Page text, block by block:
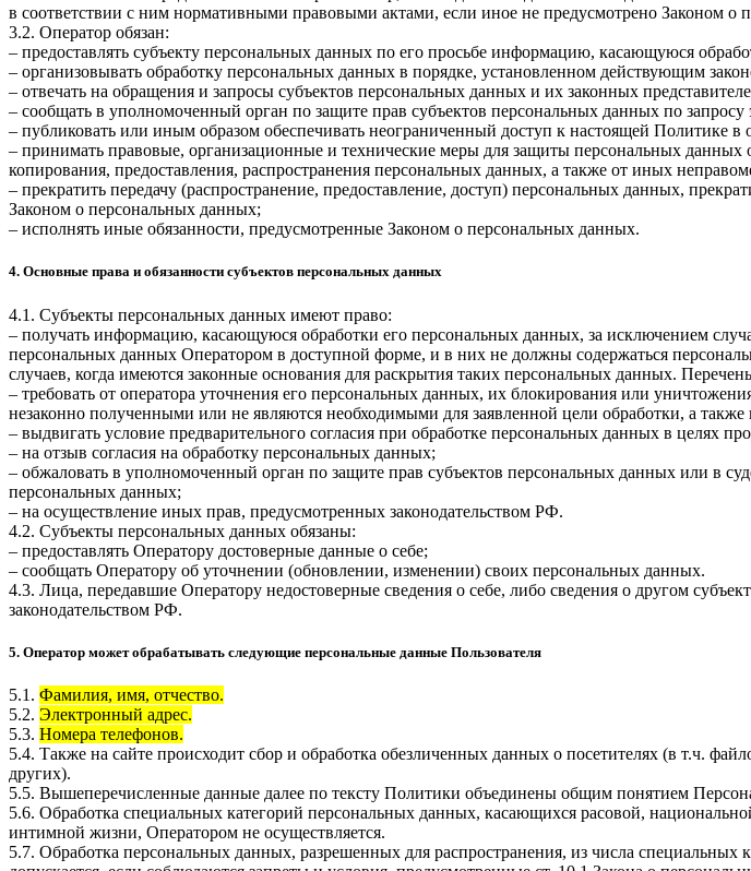
в соответствии с ним нормативными правовыми актами, если иное не предусмотрено Законом
3.2. Оператор обязан:
– предоставлять субъекту персональных данных по его просьбе информацию, касающуюся
– организовывать обработку персональных данных в порядке, установленном действующим
– отвечать на обращения и запросы субъектов персональных данных и их законных
– сообщать в уполномоченный орган по защите прав субъектов персональных данных по
– публиковать или иным образом обеспечивать неограниченный доступ к настоящей Политике
– принимать правовые, организационные и технические меры для защиты персональных
копирования, предоставления, распространения персональных данных, а также от иных
– прекратить передачу (распространение, предоставление, доступ) персональных данных,
Законом о персональных данных;
– исполнять иные обязанности, предусмотренные Законом о персональных данных.
4. Основные права и обязанности субъектов персональных данных
4.1. Субъекты персональных данных имеют право:
– получать информацию, касающуюся обработки его персональных данных, за исключением
персональных данных Оператором в доступной форме, и в них не должны содержаться
случаев, когда имеются законные основания для раскрытия таких персональных данных.
– требовать от оператора уточнения его персональных данных, их блокирования или
незаконно полученными или не являются необходимыми для заявленной цели обработки, а
– выдвигать условие предварительного согласия при обработке персональных данных в целях
– на отзыв согласия на обработку персональных данных;
– обжаловать в уполномоченный орган по защите прав субъектов персональных данных или в
персональных данных;
– на осуществление иных прав, предусмотренных законодательством РФ.
4.2. Субъекты персональных данных обязаны:
– предоставлять Оператору достоверные данные о себе;
– сообщать Оператору об уточнении (обновлении, изменении) своих персональных данных.
4.3. Лица, передавшие Оператору недостоверные сведения о себе, либо сведения о другом
законодательством РФ.
5. Оператор может обрабатывать следующие персональные данные Пользователя
5.1. Фамилия, имя, отчество.
5.2. Электронный адрес.
5.3. Номера телефонов.
5.4. Также на сайте происходит сбор и обработка обезличенных данных о посетителях (в т.ч.
других).
5.5. Вышеперечисленные данные далее по тексту Политики объединены общим понятием
5.6. Обработка специальных категорий персональных данных, касающихся расовой,
интимной жизни, Оператором не осуществляется.
5.7. Обработка персональных данных, разрешенных для распространения, из числа